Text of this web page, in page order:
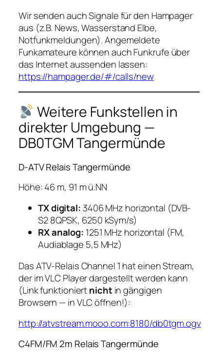
Wir senden auch Signale für den Hampager
aus (z.B. News, Wasserstand Elbe,
Notfunkmeldungen). Angemeldete
Funkamateure können auch Funkrufe über
das Internet aussenden lassen:
https://hampager.de/#/calls/new
Weitere Funkstellen in
direkter Umgebung —
DB0TGM Tangermünde
D-ATV Relais Tangermünde
Höhe: 46 m, 91 m ü.NN
TX digital: 3406 MHz horizontal (DVB-
S2 8QPSK, 6250 kSym/s)
RX analog: 1251 MHz horizontal (FM,
Audiablage 5,5 MHz)
Das ATV-Relais Channel 1 hat einen Stream,
der im VLC Player dargestellt werden kann
(Link funktioniertnichtin gängigen
Browsern — in VLC öffnen!):
http://atvstream.mooo.com:8180/db0tgm.ogv
C4FM/FM 2m Relais Tangermünde